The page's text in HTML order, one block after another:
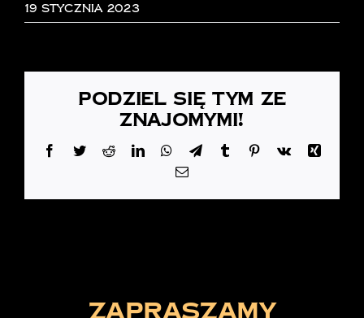
19 stycznia 2023
Podziel się tym ze
znajomymi!
Facebook
TwitterRedditLinkedInWhatsApp
TelegramTumblr Pinterest
Vk
Xing
Email